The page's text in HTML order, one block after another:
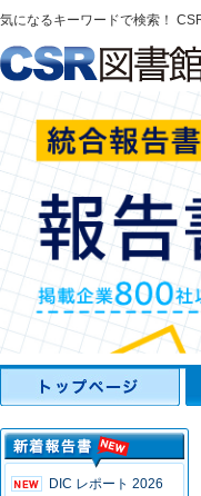
気になるキーワードで検索！
DIC レポート 2026